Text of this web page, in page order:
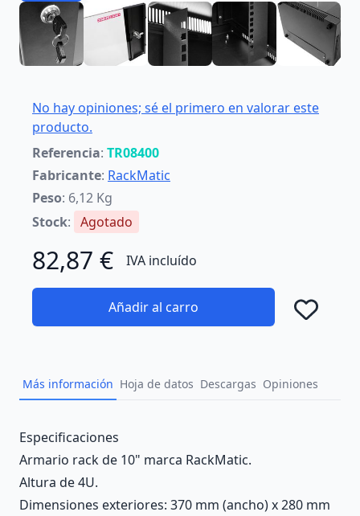
No hay opiniones; sé el primero en valorar este
producto.
Referencia: TR08400
Fabricante: RackMatic
Peso: 6,12 Kg
Stock: Agotado
82,87 € IVA incluído
Añadir al carro
Más información Hoja de datos Descargas Opiniones
Description
Especificaciones
Armario rack de 10" marca RackMatic.
Altura de 4U.
Dimensiones exteriores: 370 mm (ancho) x 280 mm